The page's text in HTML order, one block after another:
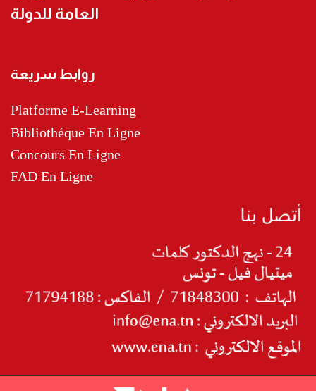
العامة للدولة
روابط سريعة
Platforme E-Learning
Bibliothéque En Ligne
Concours En Ligne
FAD En Ligne